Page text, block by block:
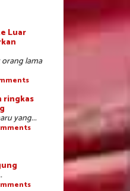
Luar
lama
ringkas
yang...